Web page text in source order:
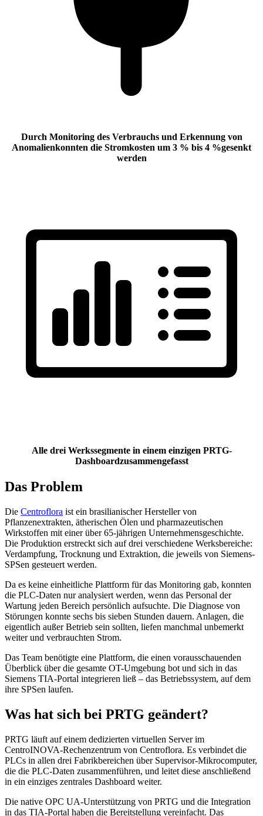
Durch Monitoring des Verbrauchs und Erkennung von
Anomalienkonnten die Stromkosten um 3 % bis 4 %gesenkt
werden
Alle drei Werkssegmentein einem einzigen PRTG-
Dashboardzusammengefasst
Das Problem
Die Centroflora ist ein brasilianischer Hersteller von
Pflanzenextrakten, ätherischen Ölen und pharmazeutischen
Wirkstoffen mit einer über 65-jährigen Unternehmensgeschichte.
Die Produktion erstreckt sich auf drei verschiedene Werksbereiche:
Verdampfung, Trocknung und Extraktion, die jeweils von Siemens-
SPSen gesteuert werden.
Da es keine einheitliche Plattform für das Monitoring gab, konnten
die PLC-Daten nur analysiert werden, wenn das Personal der
Wartung jeden Bereich persönlich aufsuchte. Die Diagnose von
Störungen konnte sechs bis sieben Stunden dauern. Anlagen, die
eigentlich außer Betrieb sein sollten, liefen manchmal unbemerkt
weiter und verbrauchten Strom.
Das Team benötigte eine Plattform, die einen vorausschauenden
Überblick über die gesamte OT-Umgebung bot und sich in das
Siemens TIA-Portal integrieren ließ – das Betriebssystem, auf dem
ihre SPSen laufen.
Was hat sich bei PRTG geändert?
PRTG läuft auf einem dedizierten virtuellen Server im
CentroINOVA-Rechenzentrum von Centroflora. Es verbindet die
PLCs in allen drei Fabrikbereichen über Supervisor-Mikrocomputer,
die die PLC-Daten zusammenführen, und leitet diese anschließend
in ein einziges zentrales Dashboard weiter.
Die native OPC UA-Unterstützung von PRTG und die Integration
in das TIA-Portal haben die Bereitstellung vereinfacht. Das